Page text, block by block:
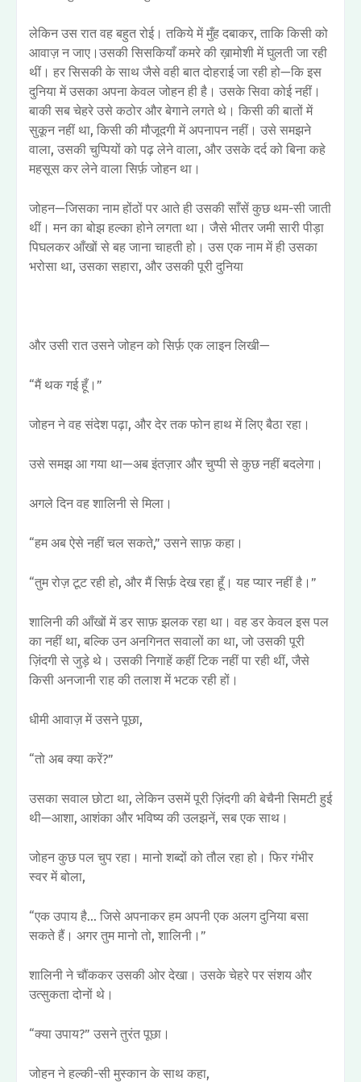
लेकिन उस रात वह बहुत रोई। तकिये में मुँह दबाकर, ताकि किसी को
आवाज़ न जाए।उसकी सिसकियाँ कमरे की ख़ामोशी में घुलती जा रही
थीं। हर सिसकी के साथ जैसे वही बात दोहराई जा रही हो—कि इस
दुनिया में उसका अपना केवल जोहन ही है। उसके सिवा कोई नहीं।
बाकी सब चेहरे उसे कठोर और बेगाने लगते थे। किसी की बातों में
सुकून नहीं था, किसी की मौजूदगी में अपनापन नहीं। उसे समझने
वाला, उसकी चुप्पियों को पढ़ लेने वाला, और उसके दर्द को बिना कहे
महसूस कर लेने वाला सिर्फ़ जोहन था।
जोहन—जिसका नाम होंठों पर आते ही उसकी साँसें कुछ थम-सी जाती
थीं। मन का बोझ हल्का होने लगता था। जैसे भीतर जमी सारी पीड़ा
पिघलकर आँखों से बह जाना चाहती हो। उस एक नाम में ही उसका
भरोसा था, उसका सहारा, और उसकी पूरी दुनिया
और उसी रात उसने जोहन को सिर्फ़ एक लाइन लिखी—
“मैं थक गई हूँ।”
जोहन ने वह संदेश पढ़ा, और देर तक फोन हाथ में लिए बैठा रहा।
उसे समझ आ गया था—अब इंतज़ार और चुप्पी से कुछ नहीं बदलेगा।
अगले दिन वह शालिनी से मिला।
“हम अब ऐसे नहीं चल सकते,” उसने साफ़ कहा।
“तुम रोज़ टूट रही हो, और मैं सिर्फ़ देख रहा हूँ। यह प्यार नहीं है।”
शालिनी की आँखों में डर साफ़ झलक रहा था। वह डर केवल इस पल
का नहीं था, बल्कि उन अनगिनत सवालों का था, जो उसकी पूरी
ज़िंदगी से जुड़े थे। उसकी निगाहें कहीं टिक नहीं पा रही थीं, जैसे
किसी अनजानी राह की तलाश में भटक रही हों।
धीमी आवाज़ में उसने पूछा,
“तो अब क्या करें?”
उसका सवाल छोटा था, लेकिन उसमें पूरी ज़िंदगी की बेचैनी सिमटी हुई
थी—आशा, आशंका और भविष्य की उलझनें, सब एक साथ।
जोहन कुछ पल चुप रहा। मानो शब्दों को तौल रहा हो। फिर गंभीर
स्वर में बोला,
“एक उपाय है… जिसे अपनाकर हम अपनी एक अलग दुनिया बसा
सकते हैं। अगर तुम मानो तो, शालिनी।”
शालिनी ने चौंककर उसकी ओर देखा। उसके चेहरे पर संशय और
उत्सुकता दोनों थे।
“क्या उपाय?” उसने तुरंत पूछा।
जोहन ने हल्की-सी मुस्कान के साथ कहा,